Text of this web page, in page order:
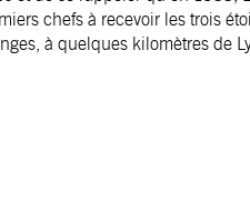
chefs à recevoir les trois
à quelques kilomètres de